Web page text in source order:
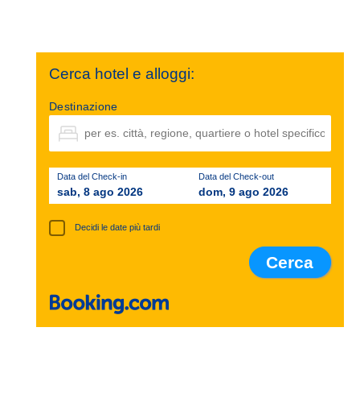
Cerca hotel e alloggi:
Destinazione
Data del Check-in
sab, 8 ago 2026
Data del Check-out
dom, 9 ago 2026
Decidi le date più tardi